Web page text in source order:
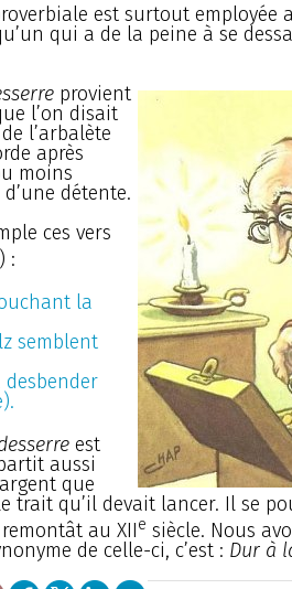
est surtout employée
qui a de la peine à se
provient
l’on disait
l’arbalète
après
moins
détente.
ces vers
:
la
semblent
est
aussi
que
trait qu’il devait lancer. Il se
au XIIe siècle. Nous
de celle-ci, c’est : Dur à